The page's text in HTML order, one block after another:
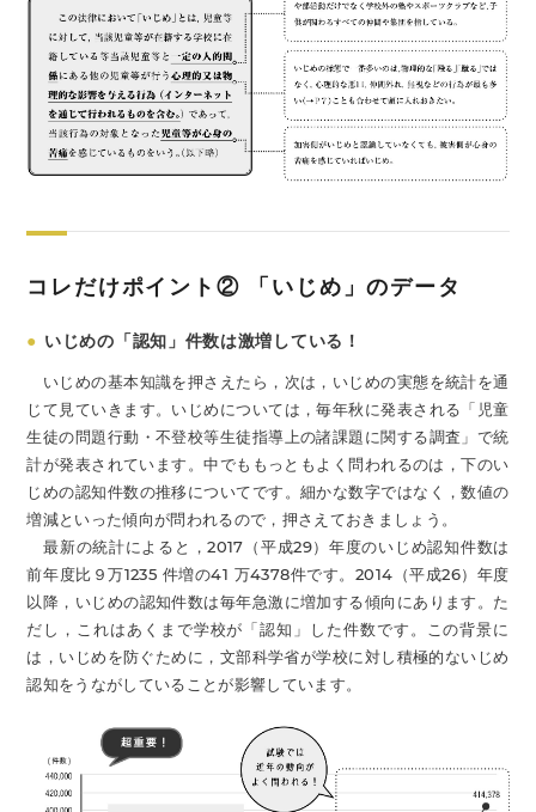
コレだけポイント② 「いじめ」のデータ
● いじめの「認知」件数は激増している！
いじめの基本知識を押さえたら，次は，いじめの実態を統計を通
じて見ていきます。いじめについては，毎年秋に発表される「児童
生徒の問題行動・不登校等生徒指導上の諸課題に関する調査」で統
計が発表されています。中でももっともよく問われるのは，下のい
じめの認知件数の推移についてです。細かな数字ではなく，数値の
増減といった傾向が問われるので，押さえておきましょう。
最新の統計によると，2017（平成29）年度のいじめ認知件数は
前年度比９万1235 件増の41 万4378件です。2014（平成26）年度
以降，いじめの認知件数は毎年急激に増加する傾向にあります。た
だし，これはあくまで学校が「認知」した件数です。この背景に
は，いじめを防ぐために，文部科学省が学校に対し積極的ないじめ
認知をうながしていることが影響しています。